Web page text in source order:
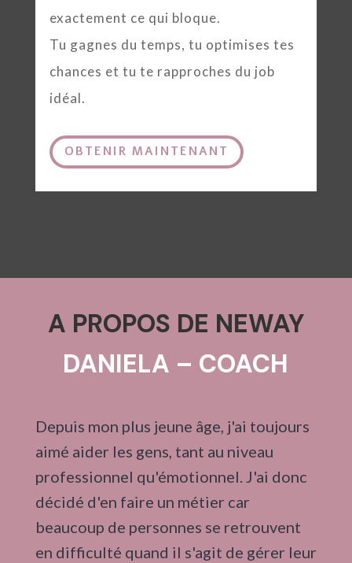
exactement ce qui bloque.
Tu gagnes du temps, tu optimises tes
chances et tu te rapproches du job
idéal.
OBTENIR MAINTENANT
A PROPOS DE NEWAY
DANIELA – COACH
Depuis mon plus jeune âge, j'ai toujours
aimé aider les gens, tant au niveau
professionnel qu'émotionnel. J'ai donc
décidé d'en faire un métier car
beaucoup de personnes se retrouvent
en difficulté quand il s'agit de gérer leur